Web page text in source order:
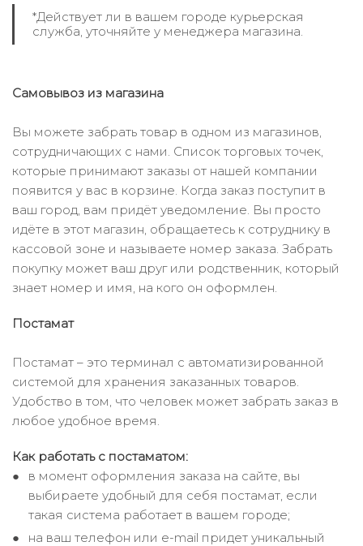
*Действует ли в вашем городе курьерская
служба, уточняйте у менеджера магазина.
Самовывоз из магазина
Вы можете забрать товар в одном из магазинов,
сотрудничающих с нами. Список торговых точек,
которые принимают заказы от нашей компании
появится у вас в корзине. Когда заказ поступит в
ваш город, вам придёт уведомление. Вы просто
идёте в этот магазин, обращаетесь к сотруднику в
кассовой зоне и называете номер заказа. Забрать
покупку может ваш друг или родственник, который
знает номер и имя, на кого он оформлен.
Постамат
Постамат – это терминал с автоматизированной
системой для хранения заказанных товаров.
Удобство в том, что человек может забрать заказ в
любое удобное время.
Как работать с постаматом:
в момент оформления заказа на сайте, вы
выбираете удобный для себя постамат, если
такая система работает в вашем городе;
на ваш телефон или e-mail придет уникальный